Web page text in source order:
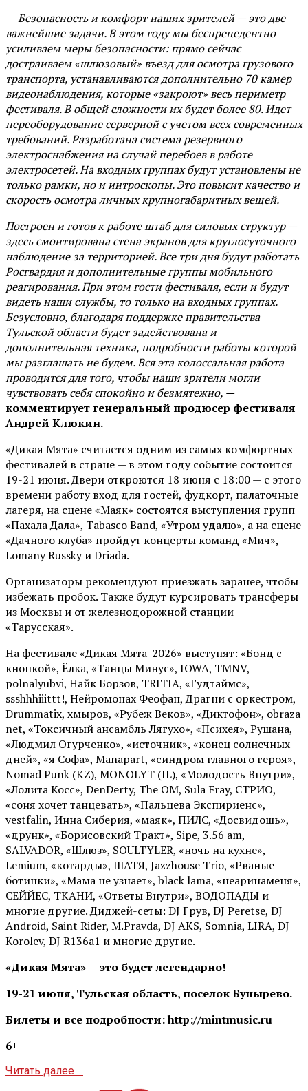
— Безопасность и комфорт наших зрителей — это две
важнейшие задачи. В этом году мы беспрецедентно
усиливаем меры безопасности: прямо сейчас
достраиваем «шлюзовый» въезд для осмотра грузового
транспорта, устанавливаются дополнительно 70 камер
видеонаблюдения, которые «закроют» весь периметр
фестиваля. В общей сложности их будет более 80. Идет
переоборудование серверной с учетом всех современных
требований. Разработана система резервного
электроснабжения на случай перебоев в работе
электросетей. На входных группах будут установлены не
только рамки, но и интроскопы. Это повысит качество и
скорость осмотра личных крупногабаритных вещей.
Построен и готов к работе штаб для силовых структур —
здесь смонтирована стена экранов для круглосуточного
наблюдение за территорией. Все три дня будут работать
Росгвардия и дополнительные группы мобильного
реагирования. При этом гости фестиваля, если и будут
видеть наши службы, то только на входных группах.
Безусловно, благодаря поддержке правительства
Тульской области будет задействована и
дополнительная техника, подробности работы которой
мы разглашать не будем. Вся эта колоссальная работа
проводится для того, чтобы наши зрители могли
чувствовать себя спокойно и безмятежно, —
комментирует генеральный продюсер фестиваля
Андрей Клюкин.
«Дикая Мята» считается одним из самых комфортных
фестивалей в стране — в этом году событие состоится
19-21 июня. Двери откроются 18 июня с 18:00 — с этого
времени работу вход для гостей, фудкорт, палаточные
лагеря, на сцене «Маяк» состоятся выступления групп
«Пахала Дала», Tabasco Band, «Утром удалю», а на сцене
«Дачного клуба» пройдут концерты команд «Мич»,
Lomany Russky и Driada.
Организаторы рекомендуют приезжать заранее, чтобы
избежать пробок. Также будут курсировать трансферы
из Москвы и от железнодорожной станции
«Тарусская».
На фестивале «Дикая Мята-2026» выступят: «Бонд с
кнопкой», Ёлка, «Танцы Минус», IOWA, TMNV,
polnalyubvi, Найк Борзов, TRITIA, «Гудтаймс»,
ssshhhiiittt!, Нейромонах Феофан, Драгни с оркестром,
Drummatix, хмыров, «Рубеж Веков», «Диктофон», obraza
net, «Токсичный ансамбль Лягухо», «Психея», Рушана,
«Людмил Огурченко», «источник», «конец солнечных
дней», «я Софа», Manapart, «синдром главного героя»,
Nomad Punk (KZ), MONOLYT (IL), «Молодость Внутри»,
«Лолита Косс», DenDerty, The OM, Sula Fray, СТРИО,
«соня хочет танцевать», «Пальцева Экспириенс»,
vestfalin, Инна Сиберия, «маяк», ПИЛС, «Досвидошь»,
«друнк», «Борисовский Тракт», Sipe, 3.56 am,
SALVADOR, «Шлюз», SOULTYLER, «ночь на кухне»,
Lemium, «котарды», ШАТЯ, Jazzhouse Trio, «Рваные
ботинки», «Мама не узнает», black lama, «неаринаменя»,
СЕЙЙЕС, ТКАНИ, «Ответы Внутри», ВОДОПАДЫ и
многие другие. Диджей-сеты: DJ Грув, DJ Peretse, DJ
Android, Saint Rider, М.Pravda, DJ AKS, Somnia, LIRA, DJ
Korolev, DJ R136a1 и многие другие.
«Дикая Мята» — это будет легендарно!
19-21 июня, Тульская область, поселок Бунырево.
Билеты и все подробности: http://mintmusic.ru
6+
Читать далее ...